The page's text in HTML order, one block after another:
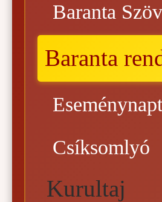
Baranta
Baranta
Csíksomlyó
Kurultaj